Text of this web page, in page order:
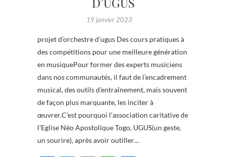
19 janvier 2023
projet d’orchestre d’ugus Des cours pratiques à
des compétitions pour une meilleure génération
en musiquePour former des experts musiciens
dans nos communautés, il faut de l’encadrement
musical, des outils d’entraînement, mais souvent
de façon plus marquante, les inciter à
œuvrer.C’est pourquoi l’association caritative de
l’Eglise Néo Apostolique Togo, UGUS(un geste,
un sourire), après avoir outiller…